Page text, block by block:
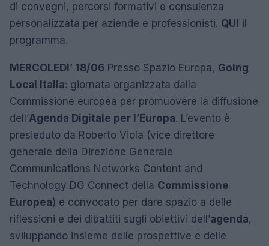
di convegni, percorsi formativi e consulenza
personalizzata per aziende e professionisti. QUI il
programma.
MERCOLEDI’ 18/06 Presso Spazio Europa, Going
Local Italia: giornata organizzata dalla
Commissione europea per promuovere la diffusione
dell’Agenda Digitale per l’Europa. L’evento è
presieduto da Roberto Viola (vice direttore
generale della Direzione Generale
Communications Networks Content and
Technology DG Connect della Commissione
Europea) e convocato per dare spazio a delle
riflessioni e dei dibattiti sugli obiettivi dell’agenda,
sviluppando insieme delle prospettive e delle